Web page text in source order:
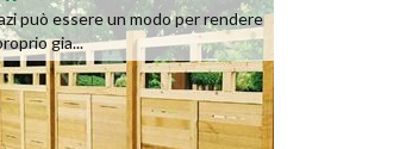
può essere un modo per rendere
gia...